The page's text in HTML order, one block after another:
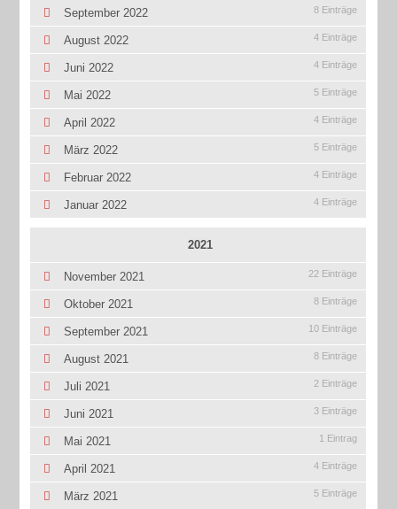
September 2022 8 Einträge
August 2022 4 Einträge
Juni 2022 4 Einträge
Mai 2022 5 Einträge
April 2022 4 Einträge
März 2022 5 Einträge
Februar 2022 4 Einträge
Januar 2022 4 Einträge
2021
November 2021 22 Einträge
Oktober 2021 8 Einträge
September 2021 10 Einträge
August 2021 8 Einträge
Juli 2021 2 Einträge
Juni 2021 3 Einträge
Mai 2021 1 Eintrag
April 2021 4 Einträge
März 2021 5 Einträge